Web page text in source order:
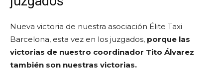
Nueva victoria de nuestra asociación Élite Taxi
Barcelona, esta vez en los juzgados, porque las
victorias de nuestro coordinador Tito Álvarez
también son nuestras victorias.